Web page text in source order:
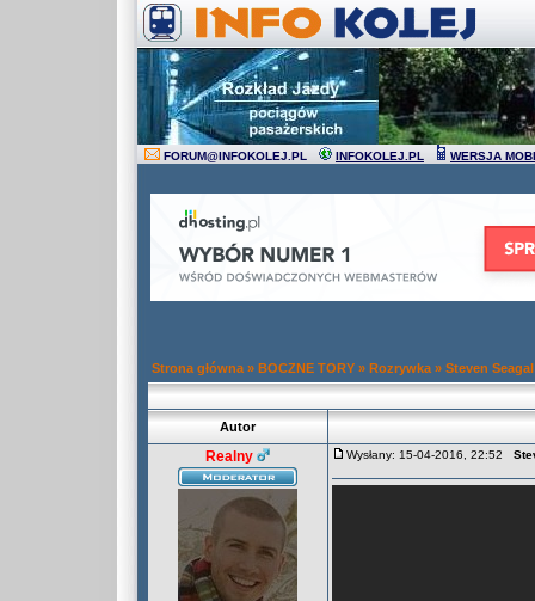
FORUM@INFOKOLEJ.PL INFOKOLEJ.PL WERSJA
Strona główna » BOCZNE TORY » Rozrywka » Steven
Autor
Realny Wysłany: 15-04-2016, 22:52